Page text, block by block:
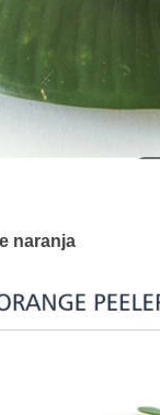
naranja